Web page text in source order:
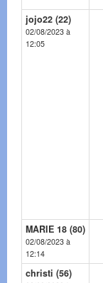
jojo22 (22)
02/08/2023 à
12:05
MARIE 18 (80)
02/08/2023 à
12:14
christi (56)